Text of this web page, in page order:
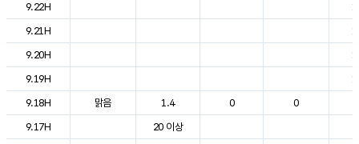
9.22H
9.21H
9.20H
9.19H
9.18H
맑음 1.4 0 0
9.17H
20 이상